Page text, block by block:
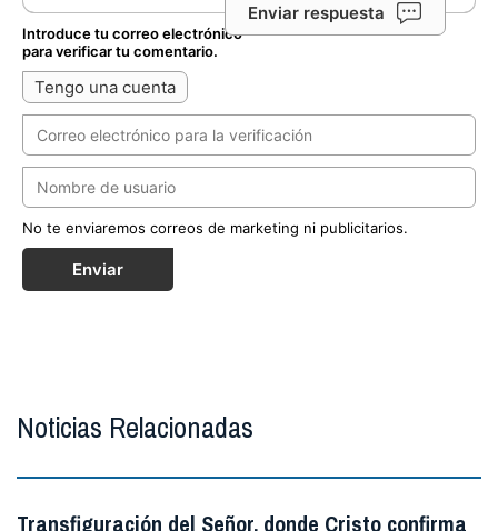
Enviar respuesta
Introduce tu correo electrónico
para verificar tu comentario.
Tengo una cuenta
No te enviaremos correos de marketing ni publicitarios.
Enviar
Noticias Relacionadas